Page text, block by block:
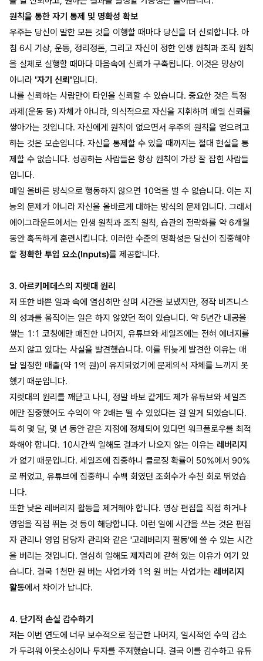
원칙을 통한 자기 통제 및 명확성 확보
우주는 당신이 말한 모든 것을 이행할 때마다 당신을 더 신뢰합니다. 아
침 6시 기상, 운동, 정리정돈, 그리고 자신이 정한 인생 원칙과 조직 원칙
을 실제로 실행할 때마다 마음속에 신뢰가 구축됩니다. 이것은 망상이
아니라 '자기 신뢰'입니다.
나를 신뢰하는 사람만이 타인을 신뢰할 수 있습니다. 중요한 것은 특정
과제(운동 등) 자체가 아니라, 의식적으로 자신을 지휘하며 매일 신뢰를
쌓아가는 것입니다. 자신에게 원칙이 없으면서 우주의 원칙을 얻으려고
하는 것은 모순입니다. 자신을 통제할 수 있을 때까지는 절대 현실을 통
제할 수 없습니다. 성공하는 사람들은 항상 원칙이 가장 잘 잡힌 사람들
입니다.
매일 올바른 방식으로 행동하지 않으면 10억을 벌 수 없습니다. 이는 지
능의 문제가 아니라 자신을 올바르게 대하는 방식의 문제입니다. 그래서
에이그라운드에서는 인생 원칙과 조직 원칙, 습관의 전략화를 약 6개월
동안 혹독하게 훈련시킵니다. 이러한 수준의 명확성은 당신이 집중해야
할 정확한 투입 요소(Inputs)를 제공합니다.
3. 아르키메데스의 지렛대 원리
저 또한 바쁜 일과 속에 열심히만 살며 시간을 보냈지만, 정작 비즈니스
의 성과를 움직이는 일은 하지 않았던 적이 있습니다. 약 5년간 내공을
쌓는 1:1 코칭에만 매진한 나머지, 유튜브와 세일즈에는 전혀 에너지를
쓰지 않고 있다는 사실을 발견했습니다. 이를 뒤늦게 발견한 이유는 매
달 일정한 매출(약 1억 원)이 유지되었기에 문제의식 자체를 느끼지 못
했기 때문입니다.
지렛대의 원리를 깨닫고 나니, 정말 바보 같게도 제가 유튜브와 세일즈
에만 집중했어도 수익이 약 2배는 뛸 수 있었다는 걸 알게 되었습니다.
특히 몇 달, 몇 년 동안 같은 지점에 정체되어 있다면 워크플로우를 최적
화해야 합니다. 10시간씩 일해도 결과가 나오지 않는 이유는 레버리지
가 없기 때문입니다. 세일즈에 집중하니 클로징 확률이 50%에서 90%
로 뛰었고, 유튜브에 집중하니 수백 회였던 조회수가 수천 회로 뛰었습
니다.
또한 낮은 레버리지 활동을 제거해야 합니다. 영상 편집을 직접 하거나
영업을 직접 뛰는 것 등이 해당합니다. 이런 일에 시간을 쓰는 것은 편집
자 관리나 영업 담당자 관리와 같은 '고레버리지 활동'에 쓸 수 있는 시간
을 버리는 것입니다. 열심히 일해도 제자리에 갇혀 있는 이유가 여기 있
습니다. 결국 1천만 원 버는 사업가와 1억 원 버는 사업가는 레버리지
활동에서 차이가 납니다.
4. 단기적 손실 감수하기
저는 이번 연도에 너무 보수적으로 접근한 나머지, 일시적인 수익 감소
가 두려워 아웃소싱이나 투자를 주저했습니다. 결국 이를 감수하고 유튜